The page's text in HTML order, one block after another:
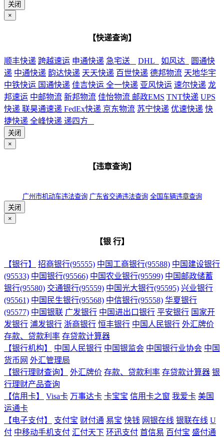
关闭
×
【快递查询】
顺丰快递 跨越速运 申通快递 急宅送 DHL 如风达
圆通快
递 中通快递 韵达快递 天天快递 百世快递 德邦物流 天地华宇
中铁快运 国通快递 佳吉快运 全一快递 亚风快运 速尔快递 龙
邦速运 中邮物流 新邦物流 佳怡物流 邮政EMS TNT快递 UPS
快递 联昊通速递 FedEx快递 京东物流 苏宁快递 优速快递 快
捷快递 全峰快递 递四方
关闭
×
【违章查询】
广州市机动车违法查询 广东省交通违法查询 全国车辆违章查询
关闭
×
【银 行】
【银行】 招商银行(95555) 中国工商银行(95588) 中国建设银行
(95533) 中国银行(95566) 中国农业银行(95599) 中国邮政储蓄
银行(95580) 交通银行(95559) 中国光大银行(95595) 兴业银行
(95561) 中国民生银行(95568) 中信银行(95558) 华夏银行
(95577) 中国银联 广发银行 中国进出口银行 平安银行 国家开
发银行 浦发银行 浙商银行 恒丰银行 中国人民银行 外汇牌价
存款、贷款利率 存贷款计算器
【银行机构】
中国人民银行 中国银监会 中国银行业协会 中国
货币网 外汇管理局
【银行理财查询】
外汇牌价 存款、贷款利率 存贷款计算器 银
行理财产品查询
【信用卡】
Visa卡 万事达卡 卡宝宝 信用卡之窗 我爱卡 美国
运通卡
【电子支付】
支付宝 财付通 易宝 快钱 网银在线 银联在线 U
付 中移动手机支付 汇付天下 环迅支付 首信易 百付宝 盛付通